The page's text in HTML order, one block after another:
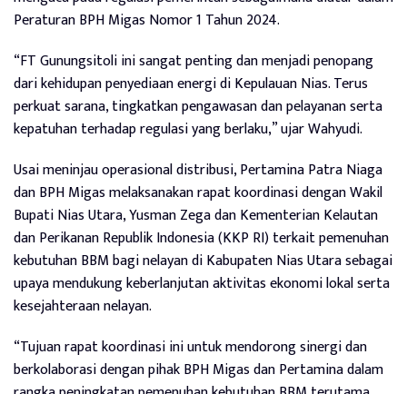
Peraturan BPH Migas Nomor 1 Tahun 2024.
“FT Gunungsitoli ini sangat penting dan menjadi penopang
dari kehidupan penyediaan energi di Kepulauan Nias. Terus
perkuat sarana, tingkatkan pengawasan dan pelayanan serta
kepatuhan terhadap regulasi yang berlaku,” ujar Wahyudi.
Usai meninjau operasional distribusi, Pertamina Patra Niaga
dan BPH Migas melaksanakan rapat koordinasi dengan Wakil
Bupati Nias Utara, Yusman Zega dan Kementerian Kelautan
dan Perikanan Republik Indonesia (KKP RI) terkait pemenuhan
kebutuhan BBM bagi nelayan di Kabupaten Nias Utara sebagai
upaya mendukung keberlanjutan aktivitas ekonomi lokal serta
kesejahteraan nelayan.
“Tujuan rapat koordinasi ini untuk mendorong sinergi dan
berkolaborasi dengan pihak BPH Migas dan Pertamina dalam